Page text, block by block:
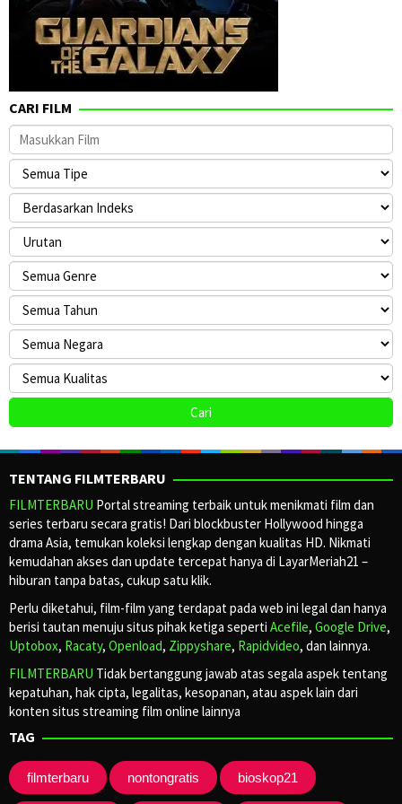
CARI FILM
TENTANG FILMTERBARU
FILMTERBARU Portal streaming terbaik untuk menikmati film dan
series terbaru secara gratis! Dari blockbuster Hollywood hingga
drama Asia, temukan koleksi lengkap dengan kualitas HD. Nikmati
kemudahan akses dan update tercepat hanya di LayarMeriah21 –
hiburan tanpa batas, cukup satu klik.
Perlu diketahui, film-film yang terdapat pada web ini legal dan hanya
berisi tautan menuju situs pihak ketiga seperti Acefile, Google Drive,
Uptobox, Racaty, Openload, Zippyshare, Rapidvideo, dan lainnya.
FILMTERBARU Tidak bertanggung jawab atas segala aspek tentang
kepatuhan, hak cipta, legalitas, kesopanan, atau aspek lain dari
konten situs streaming film online lainnya
TAG
filmterbaru nontongratis bioskop21